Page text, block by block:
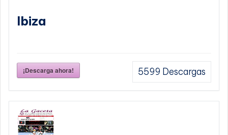
Ibiza
¡Descarga ahora! 5599 Descargas